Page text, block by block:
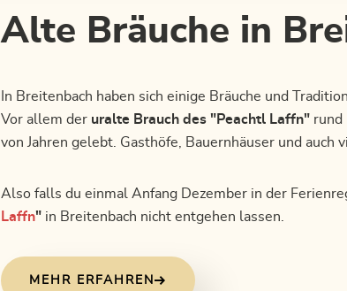
Alte Bräuche in
In Breitenbach haben sich einige Bräuche und
Vor allem der uralte Brauch des "Peachtl Laffn" rund
von Jahren gelebt. Gasthöfe, Bauernhäuser und
Also falls du einmal Anfang Dezember in der
Laffn" in Breitenbach nicht entgehen lassen.
MEHR ERFAHREN